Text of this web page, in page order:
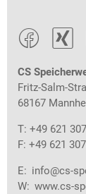
 
CS
Fritz-Salm-
68167
T: +49 621
F: +49 621
E: info@cs-
W: www.cs-